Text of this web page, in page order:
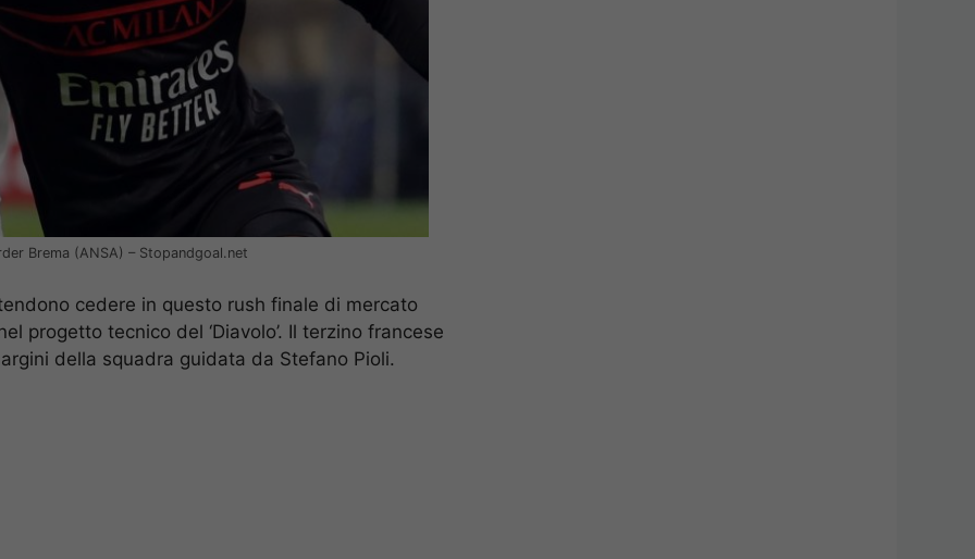
Brema (ANSA) – Stopandgoal.net
cedere in questo rush finale di mercato
progetto tecnico del ‘Diavolo’. Il terzino francese
della squadra guidata da Stefano Pioli.